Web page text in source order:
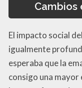
Cambios
El impacto social
igualmente
esperaba que la
consigo una mayor